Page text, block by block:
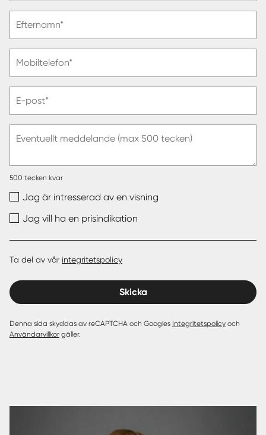
ange
Efternamn*
ange
Mobiltelefon*
ange
post
E-post*
Eventuellt meddelande (max 500 tecken)
500 tecken kvar
Jag är intresserad av en visning
Jag vill ha en prisindikation
Ta del av vår integritetspolicy
Skicka
Denna sida skyddas av reCAPTCHA och Googles Integritetspolicy och
Användarvillkor gäller.